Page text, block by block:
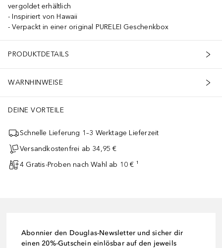
vergoldet erhältlich
Inspiriert von Hawaii
Verpackt in einer original PURELEI Geschenkbox
PRODUKTDETAILS
WARNHINWEISE
DEINE VORTEILE
Schnelle Lieferung 1–3 Werktage Lieferzeit
Versandkostenfrei ab 34,95 €
4 Gratis-Proben nach Wahl ab 10 € ¹
Abonnier den Douglas-Newsletter und sicher dir
einen 20%-Gutschein einlösbar auf den jeweils